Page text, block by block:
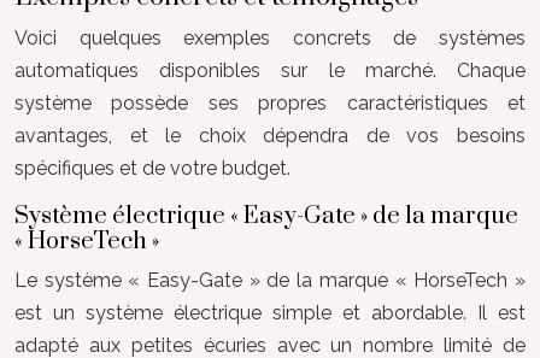
Voici quelques exemples concrets de systèmes
automatiques disponibles sur le marché. Chaque
système possède ses propres caractéristiques et
avantages, et le choix dépendra de vos besoins
spécifiques et de votre budget.
Système électrique « Easy-Gate » de la marque
« HorseTech »
Le système « Easy-Gate » de la marque « HorseTech »
est un système électrique simple et abordable. Il est
adapté aux petites écuries avec un nombre limité de